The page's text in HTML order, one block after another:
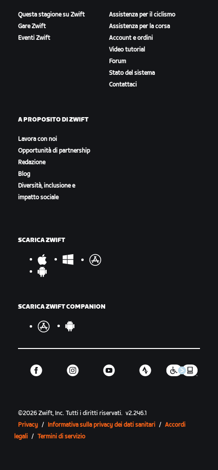
Questa stagione su Zwift
Gare Zwift
Eventi Zwift
Assistenza per il ciclismo
Assistenza per la corsa
Account e ordini
Video tutorial
Forum
Stato del sistema
Contattaci
A PROPOSITO DI ZWIFT
Lavora con noi
Opportunità di partnership
Redazione
Blog
Diversità, inclusione e
impatto sociale
SCARICA ZWIFT
SCARICA ZWIFT COMPANION
©2026 Zwift, Inc.Tutti i diritti riservati. v2.246.1
Privacy / Informativa sulla privacy dei dati sanitari / Accordi
legali / Termini di servizio